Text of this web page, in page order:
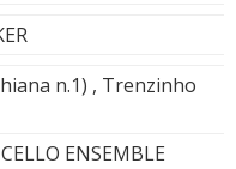
n.1) , Trenzinho
ENSEMBLE